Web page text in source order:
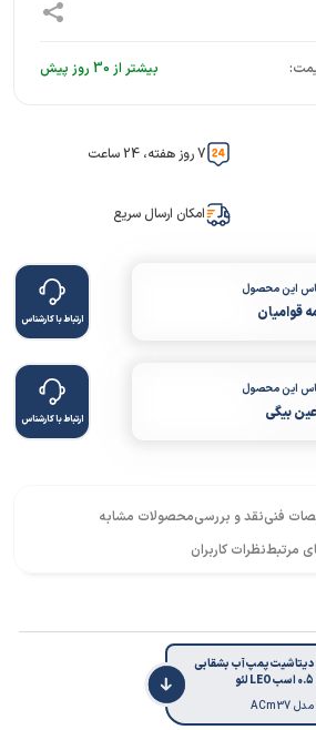
بیشتر از 30 روز پیش
7 روز هفته، 24 ساعت
امکان ارسال سریع
این محصول
قوامیان ارتباط با کارشناس
این محصول
بیگی ارتباط با کارشناس
فنینقد و بررسیمحصولات مشابه
مرتبطنظرات کاربران
دیتاشیت پمپ آب بشقابی
0.5 اسب LEO لئو
مدل ACm37